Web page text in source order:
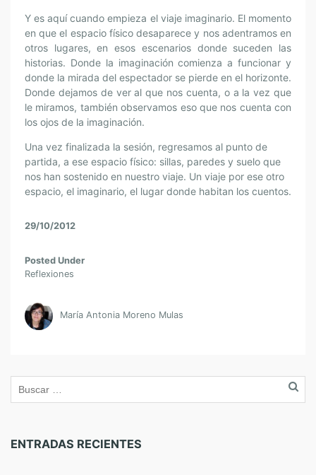
Y es aquí cuando empieza el viaje imaginario. El momento
en que el espacio físico desaparece y nos adentramos en
otros lugares, en esos escenarios donde suceden las
historias. Donde la imaginación comienza a funcionar y
donde la mirada del espectador se pierde en el horizonte.
Donde dejamos de ver al que nos cuenta, o a la vez que
le miramos, también observamos eso que nos cuenta con
los ojos de la imaginación.
Una vez finalizada la sesión, regresamos al punto de
partida, a ese espacio físico: sillas, paredes y suelo que
nos han sostenido en nuestro viaje. Un viaje por ese otro
espacio, el imaginario, el lugar donde habitan los cuentos.
29/10/2012
Posted Under
Reflexiones
María Antonia Moreno Mulas
ENTRADAS RECIENTES